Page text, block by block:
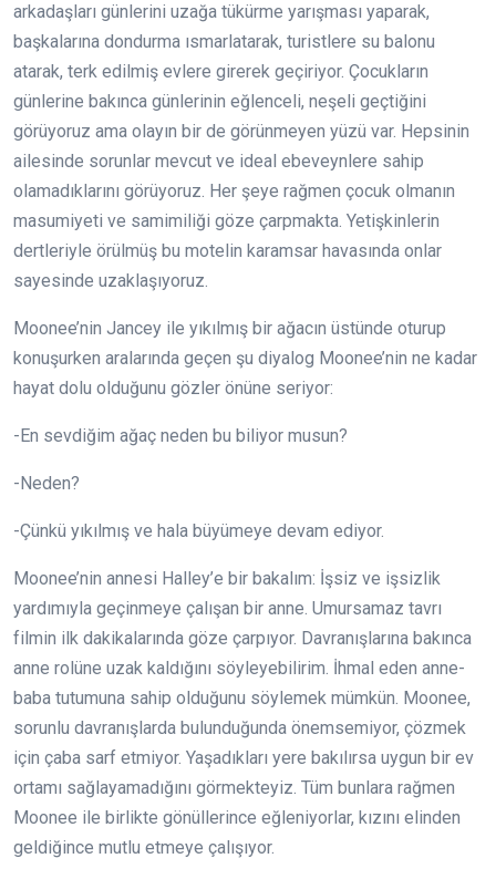
arkadaşları günlerini uzağa tükürme yarışması yaparak,
başkalarına dondurma ısmarlatarak, turistlere su balonu
atarak, terk edilmiş evlere girerek geçiriyor. Çocukların
günlerine bakınca günlerinin eğlenceli, neşeli geçtiğini
görüyoruz ama olayın bir de görünmeyen yüzü var. Hepsinin
ailesinde sorunlar mevcut ve ideal ebeveynlere sahip
olamadıklarını görüyoruz. Her şeye rağmen çocuk olmanın
masumiyeti ve samimiliği göze çarpmakta. Yetişkinlerin
dertleriyle örülmüş bu motelin karamsar havasında onlar
sayesinde uzaklaşıyoruz.
Moonee’nin Jancey ile yıkılmış bir ağacın üstünde oturup
konuşurken aralarında geçen şu diyalog Moonee’nin ne kadar
hayat dolu olduğunu gözler önüne seriyor:
-En sevdiğim ağaç neden bu biliyor musun?
-Neden?
-Çünkü yıkılmış ve hala büyümeye devam ediyor.
Moonee’nin annesi Halley’e bir bakalım: İşsiz ve işsizlik
yardımıyla geçinmeye çalışan bir anne. Umursamaz tavrı
filmin ilk dakikalarında göze çarpıyor. Davranışlarına bakınca
anne rolüne uzak kaldığını söyleyebilirim. İhmal eden anne-
baba tutumuna sahip olduğunu söylemek mümkün. Moonee,
sorunlu davranışlarda bulunduğunda önemsemiyor, çözmek
için çaba sarf etmiyor. Yaşadıkları yere bakılırsa uygun bir ev
ortamı sağlayamadığını görmekteyiz. Tüm bunlara rağmen
Moonee ile birlikte gönüllerince eğleniyorlar, kızını elinden
geldiğince mutlu etmeye çalışıyor.